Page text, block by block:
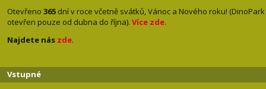
Otevřeno 365 dní v roce včetně svátků, Vánoc a Nového roku! (DinoPark
otevřen pouze od dubna do října). Více zde.
Najdete nás zde.
Vstupné